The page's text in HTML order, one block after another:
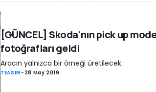
[GÜNCEL] Skoda'nın pick up
fotoğrafları geldi
Aracın yalnızca bir örneği üretilecek.
TEASER - 28 May 2019